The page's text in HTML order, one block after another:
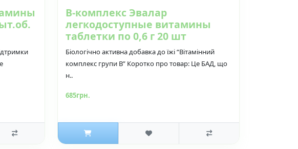
В-комплекс Эвалар
легкодоступные витамины
таблетки по 0,6 г 20 шт
Біологічно активна добавка до їжі “Вітамінний
комплекс групи В” Коротко про товар: Це БАД, що
н..
685грн.